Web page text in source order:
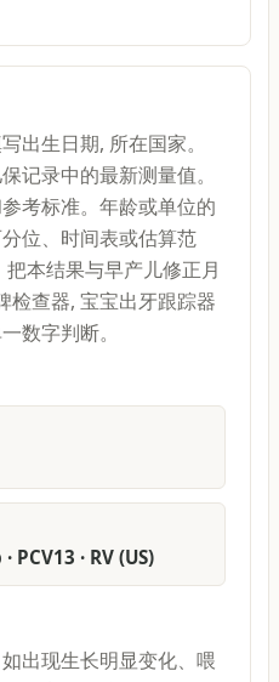
出生日期, 所在国家。
记录中的最新测量值。
考标准。年龄或单位的
位、时间表或估算范
本结果与早产儿修正月
检查器, 宝宝出牙跟踪器
数字判断。
PCV13 · RV (US)
出现生长明显变化、喂